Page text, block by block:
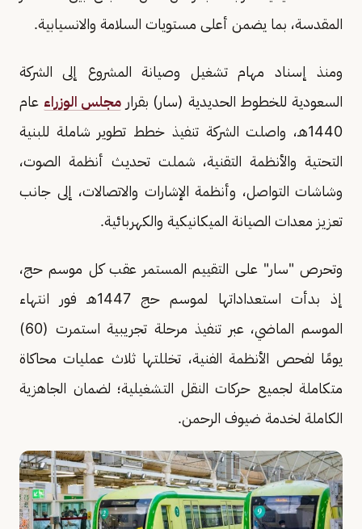
المقدسة، بما يضمن أعلى مستويات السلامة والانسيابية.
ومنذ إسناد مهام تشغيل وصيانة المشروع إلى الشركة
السعودية للخطوط الحديدية (سار) بقرار مجلس الوزراء عام
1440هـ، واصلت الشركة تنفيذ خطط تطوير شاملة للبنية
التحتية والأنظمة التقنية، شملت تحديث أنظمة الصوت،
وشاشات التواصل، وأنظمة الإشارات والاتصالات، إلى جانب
تعزيز معدات الصيانة الميكانيكية والكهربائية.
وتحرص "سار" على التقييم المستمر عقب كل موسم حج،
إذ بدأت استعداداتها لموسم حج 1447هـ فور انتهاء
الموسم الماضي، عبر تنفيذ مرحلة تجريبية استمرت (60)
يومًا لفحص الأنظمة الفنية، تخللتها ثلاث عمليات محاكاة
متكاملة لجميع حركات النقل التشغيلية؛ لضمان الجاهزية
الكاملة لخدمة ضيوف الرحمن.